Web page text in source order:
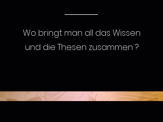
Wo bringt man all das Wissen
und die Thesen zusammen ?